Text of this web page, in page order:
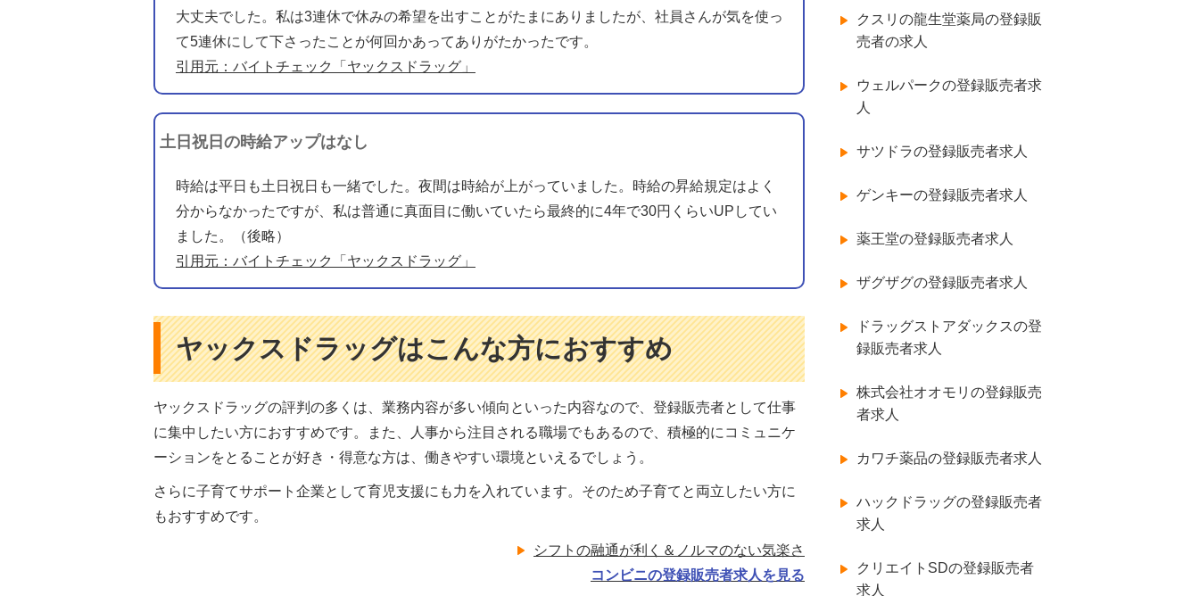
大丈夫でした。私は3連休で休みの希望を出すことがたまにありましたが、社員さんが気を使っ
て5連休にして下さったことが何回かあってありがたかったです。
引用元：バイトチェック「ヤックスドラッグ」
土日祝日の時給アップはなし
時給は平日も土日祝日も一緒でした。夜間は時給が上がっていました。時給の昇給規定はよく
分からなかったですが、私は普通に真面目に働いていたら最終的に4年で30円くらいUPしてい
ました。（後略）
引用元：バイトチェック「ヤックスドラッグ」
ヤックスドラッグはこんな方におすすめ
ヤックスドラッグの評判の多くは、業務内容が多い傾向といった内容なので、登録販売者として仕事
に集中したい方におすすめです。また、人事から注目される職場でもあるので、積極的にコミュニケ
ーションをとることが好き・得意な方は、働きやすい環境といえるでしょう。
さらに子育てサポート企業として育児支援にも力を入れています。そのため子育てと両立したい方に
もおすすめです。
シフトの融通が利く＆ ノルマのない気楽さ
コンビニの登録販売者求人を見る
クスリの龍生堂薬局の登録販
売者の求人
ウェルパークの登録販売者求
人
サツドラの登録販売者求人
ゲンキーの登録販売者求人
薬王堂の登録販売者求人
ザグザグの登録販売者求人
ドラッグストアダックスの登
録販売者求人
株式会社オオモリの登録販売
者求人
カワチ薬品の登録販売者求人
ハックドラッグの登録販売者
求人
クリエイトSDの登録販売者
求人